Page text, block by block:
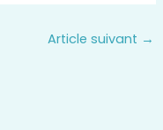
Article suivant →